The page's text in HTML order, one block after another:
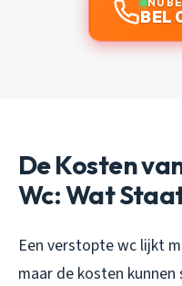
BEL
De Kosten
Wc: Wat
Een verstopte wc lijkt
maar de kosten